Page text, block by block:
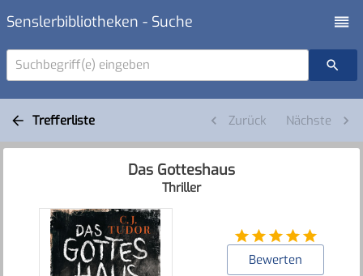
Senslerbibliotheken - Suche
Suchbegriff(e) eingeben
Trefferliste Zurück Nächste
Das Gotteshaus
Thriller
Bewerten